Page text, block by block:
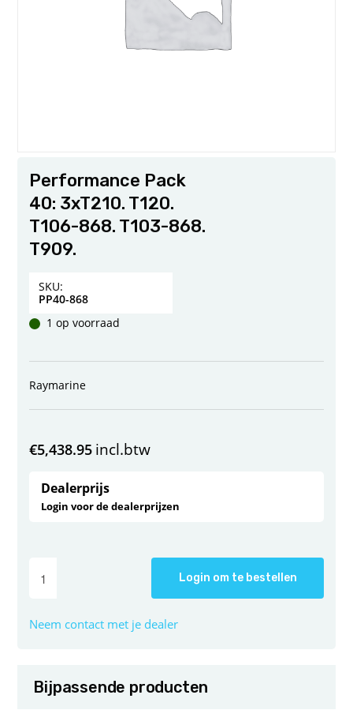
Performance Pack
40: 3xT210. T120.
T106-868. T103-868.
T909.
SKU:
PP40-868
1 op voorraad
Raymarine
€5,438.95 incl.btw
Dealerprijs
Login voor de dealerprijzen
Login om te bestellen
Neem contact met je dealer
Bijpassende producten